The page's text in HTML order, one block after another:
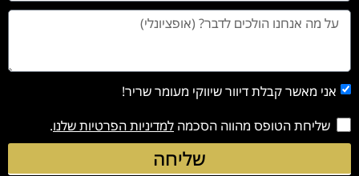
אני מאשר קבלת דיוור שיווקי מעומר שריר!
שליחת הטופס מהווה הסכמה למדיניות הפרטיות שלנו.
שליחה